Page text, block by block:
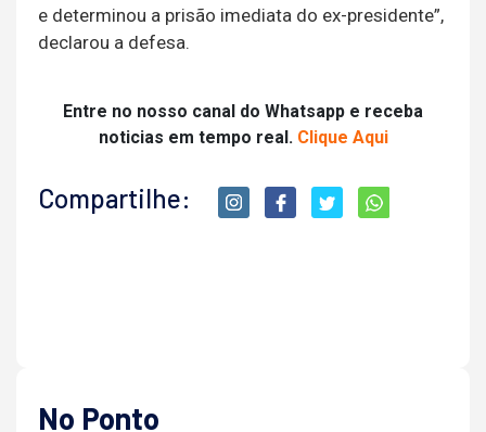
e determinou a prisão imediata do ex-presidente”,
declarou a defesa.
Entre no nosso canal do Whatsapp e receba
noticias em tempo real. Clique Aqui
Compartilhe:
No Ponto